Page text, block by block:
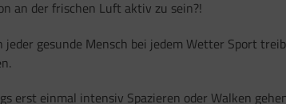
an der frischen Luft aktiv zu sein?!
gesunde Mensch bei jedem Wetter Sport
erst einmal intensiv Spazieren oder Walken